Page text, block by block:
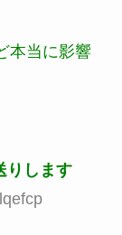
本当に影響
りします